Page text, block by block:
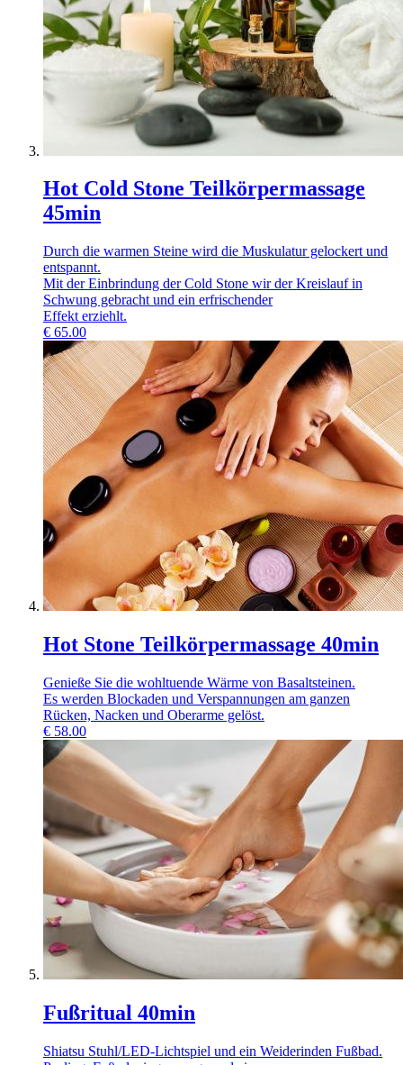
Hot Cold Stone Teilkörpermassage
45min
Durch die warmen Steine wird die Muskulatur gelockert und
entspannt.
Mit der Einbrindung der Cold Stone wir der Kreislauf in
Schwung gebracht und ein erfrischender
Effekt erziehlt.
€ 65.00
Hot Stone Teilkörpermassage 40min
Genieße Sie die wohltuende Wärme von Basaltsteinen.
Es werden Blockaden und Verspannungen am ganzen
Rücken, Nacken und Oberarme gelöst.
€ 58.00
Fußritual 40min
Shiatsu Stuhl/LED-Lichtspiel und ein Weiderinden Fußbad.